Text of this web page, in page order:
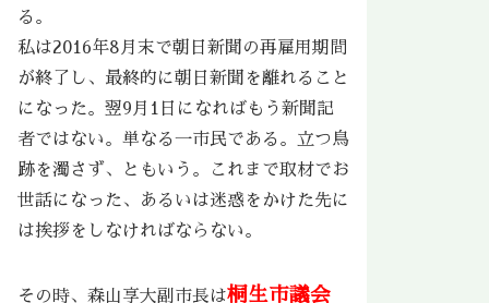
る。
私は2016年8月末で朝日新聞の再雇用期間
が終了し、最終的に朝日新聞を離れること
になった。翌9月1日になればもう新聞記
者ではない。単なる一市民である。立つ鳥
跡を濁さず、ともいう。これまで取材でお
世話になった、あるいは迷惑をかけた先に
は挨拶をしなければならない。
その時、森山享大副市長は桐生市議会